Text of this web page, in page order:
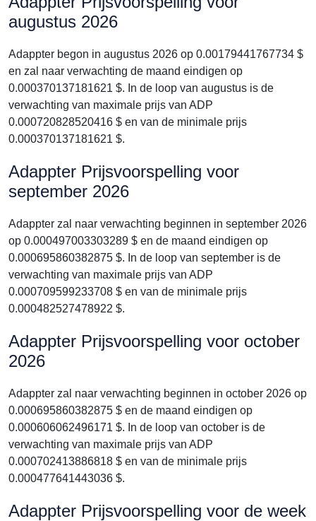
augustus 2026
Adappter begon in augustus 2026 op 0.00179441767734 $
en zal naar verwachting de maand eindigen op
0.000370137181621 $. In de loop van augustus is de
verwachting van maximale prijs van ADP
0.000720828520416 $ en van de minimale prijs
0.000370137181621 $.
Adappter Prijsvoorspelling voor
september 2026
Adappter zal naar verwachting beginnen in september 2026
op 0.000497003303289 $ en de maand eindigen op
0.000695860382875 $. In de loop van september is de
verwachting van maximale prijs van ADP
0.000709599233708 $ en van de minimale prijs
0.000482527478922 $.
Adappter Prijsvoorspelling voor october
2026
Adappter zal naar verwachting beginnen in october 2026 op
0.000695860382875 $ en de maand eindigen op
0.000606062496171 $. In de loop van october is de
verwachting van maximale prijs van ADP
0.000702413886818 $ en van de minimale prijs
0.000477641443036 $.
Adappter Prijsvoorspelling voor de week